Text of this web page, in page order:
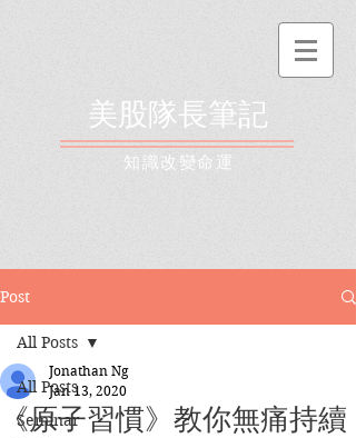
美股隊長筆記
​知識改變命運
Post
All Posts
Seminar
All Posts
《原子習慣》教你無痛持續
Jonathan Ng
Jan 13, 2020